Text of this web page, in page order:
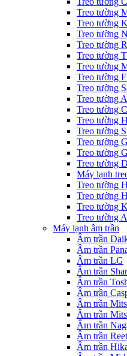
Treo tường
Treo tường
Treo tường
Treo tường
Treo tường
Treo tường
Treo tường
Treo tường
Treo tường
Treo tường
Treo tường
Treo tường
Treo tường
Treo tường
Treo tường
Máy lạnh
Treo tường
Treo tường
Treo tường
Treo tường
Máy lạnh âm trần
Âm trần
Âm trần
Âm trần LG
Âm trần
Âm trần
Âm trần
Âm trần
Âm trần
Âm trần
Âm trần
Âm trần